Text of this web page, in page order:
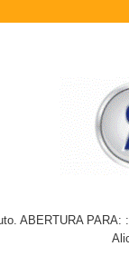
ABERTURA